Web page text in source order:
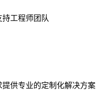
工程师团队
提供专业的定制化解决方案